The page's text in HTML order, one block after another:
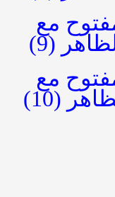
مع
(9)
مع
(10)